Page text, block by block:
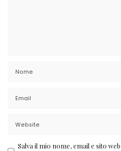
Salva il mio nome, email e sito